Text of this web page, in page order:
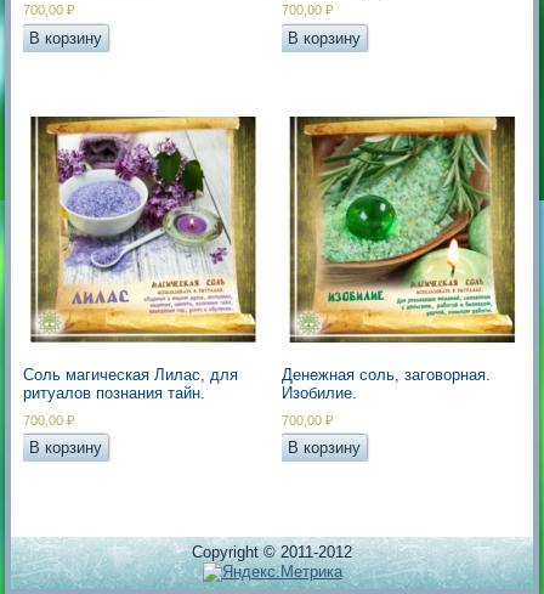
700,00₽
В корзину
700,00₽
В корзину
Соль магическая Лилас, для
ритуалов познания тайн.
700,00₽
В корзину
Денежная соль, заговорная.
Изобилие.
700,00₽
В корзину
Copyright © 2011-2012